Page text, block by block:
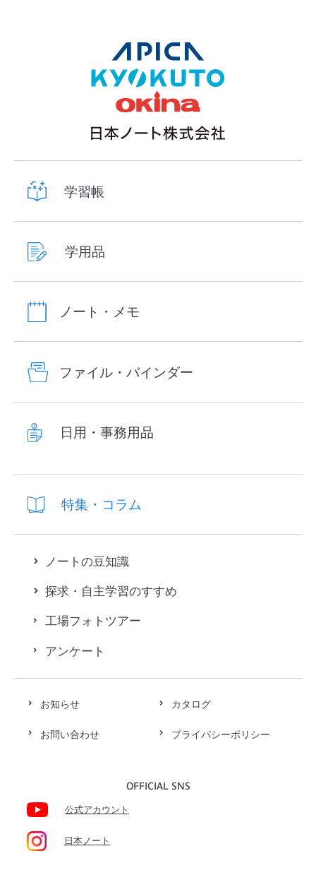
お知らせ カタログ
お問い合わせ プライバシーポリシー
OFFICIAL SNS
公式アカウント
日本ノート
学習帳
学用品
ノート・メモ
ファイル・バインダー
日用・事務用品
特集・コラム
ノートの豆知識
探求・自主学習のすすめ
工場フォトツアー
アンケート